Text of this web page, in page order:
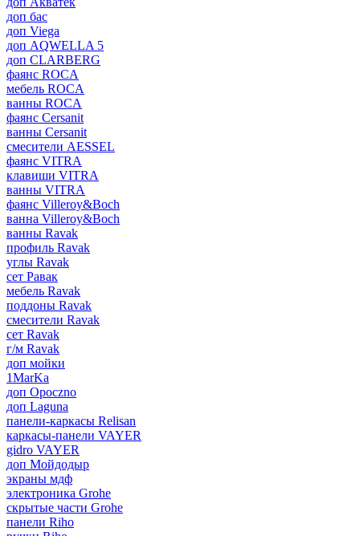
доп бас
доп Viega
доп AQWELLA 5
доп CLARBERG
фаянс ROCA
мебель ROCA
ванны ROCA
фаянс Cersanit
ванны Cersanit
смесители AESSEL
фаянс VITRA
клавиши VITRA
ванны VITRA
фаянс Villeroy&Boch
ванна Villeroy&Boch
ванны Ravak
профиль Ravak
углы Ravak
сет Равак
мебель Ravak
поддоны Ravak
смесители Ravak
сет Ravak
г/м Ravak
доп мойки
1MarKa
доп Opoczno
доп Laguna
панели-каркасы Relisan
каркасы-панели VAYER
gidro VAYER
доп Мойдодыр
экраны мдф
электроника Grohe
скрытые части Grohe
панели Riho